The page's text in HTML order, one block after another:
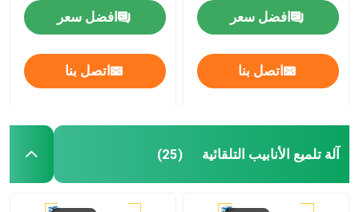
افضل سعر
اتصل بنا
افضل سعر
اتصل بنا
آلة تلميع الأنابيب التلقائية (25)